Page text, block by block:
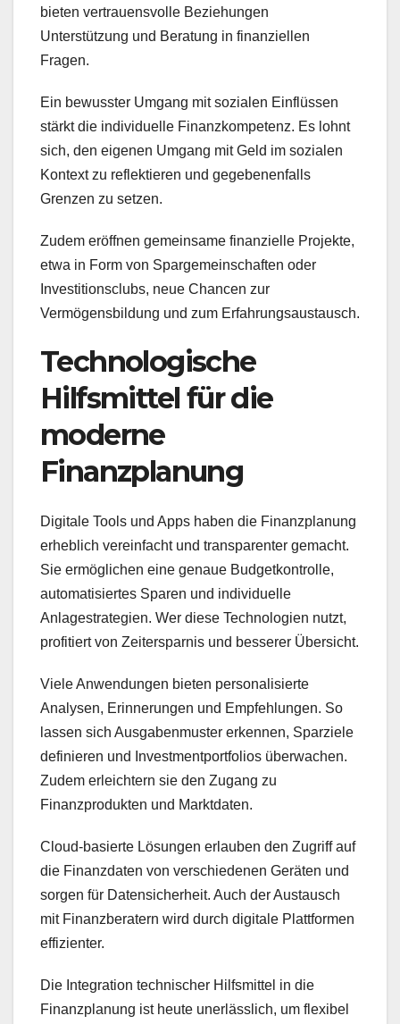
bieten vertrauensvolle Beziehungen
Unterstützung und Beratung in finanziellen
Fragen.
Ein bewusster Umgang mit sozialen Einflüssen
stärkt die individuelle Finanzkompetenz. Es lohnt
sich, den eigenen Umgang mit Geld im sozialen
Kontext zu reflektieren und gegebenenfalls
Grenzen zu setzen.
Zudem eröffnen gemeinsame finanzielle Projekte,
etwa in Form von Spargemeinschaften oder
Investitionsclubs, neue Chancen zur
Vermögensbildung und zum Erfahrungsaustausch.
Technologische
Hilfsmittel für die
moderne
Finanzplanung
Digitale Tools und Apps haben die Finanzplanung
erheblich vereinfacht und transparenter gemacht.
Sie ermöglichen eine genaue Budgetkontrolle,
automatisiertes Sparen und individuelle
Anlagestrategien. Wer diese Technologien nutzt,
profitiert von Zeitersparnis und besserer Übersicht.
Viele Anwendungen bieten personalisierte
Analysen, Erinnerungen und Empfehlungen. So
lassen sich Ausgabenmuster erkennen, Sparziele
definieren und Investmentportfolios überwachen.
Zudem erleichtern sie den Zugang zu
Finanzprodukten und Marktdaten.
Cloud-basierte Lösungen erlauben den Zugriff auf
die Finanzdaten von verschiedenen Geräten und
sorgen für Datensicherheit. Auch der Austausch
mit Finanzberatern wird durch digitale Plattformen
effizienter.
Die Integration technischer Hilfsmittel in die
Finanzplanung ist heute unerlässlich, um flexibel